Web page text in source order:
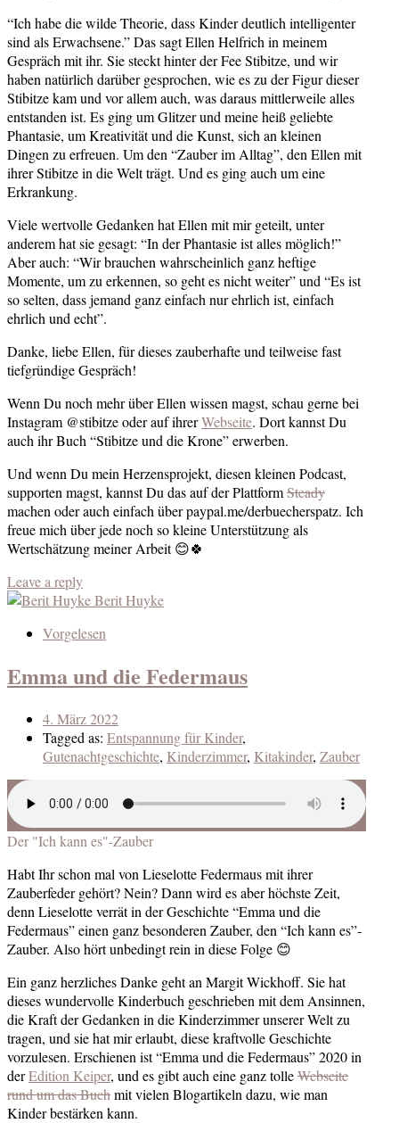
“Ich habe die wilde Theorie, dass Kinder deutlich intelligenter
sind als Erwachsene.” Das sagt Ellen Helfrich in meinem
Gespräch mit ihr. Sie steckt hinter der Fee Stibitze, und wir
haben natürlich darüber gesprochen, wie es zu der Figur dieser
Stibitze kam und vor allem auch, was daraus mittlerweile alles
entstanden ist. Es ging um Glitzer und meine heiß geliebte
Phantasie, um Kreativität und die Kunst, sich an kleinen
Dingen zu erfreuen. Um den “Zauber im Alltag”, den Ellen mit
ihrer Stibitze in die Welt trägt. Und es ging auch um eine
Erkrankung.
Viele wertvolle Gedanken hat Ellen mit mir geteilt, unter
anderem hat sie gesagt: “In der Phantasie ist alles möglich!”
Aber auch: “Wir brauchen wahrscheinlich ganz heftige
Momente, um zu erkennen, so geht es nicht weiter” und “Es ist
so selten, dass jemand ganz einfach nur ehrlich ist, einfach
ehrlich und echt”.
Danke, liebe Ellen, für dieses zauberhafte und teilweise fast
tiefgründige Gespräch!
Wenn Du noch mehr über Ellen wissen magst, schau gerne bei
Instagram @stibitze oder auf ihrerWebseite. Dort kannst Du
auch ihr Buch “Stibitze und die Krone” erwerben.
Und wenn Du mein Herzensprojekt, diesen kleinen Podcast,
supporten magst, kannst Du das auf der PlattformSteady
machen oder auch einfach über paypal.me/derbuecherspatz. Ich
freue mich über jede noch so kleine Unterstützung als
Wertschätzung meiner Arbeit 😊🍀
Leave a reply
Berit Huyke
Vorgelesen
Emma und die Federmaus
4. März 2022
Tagged as: Entspannung für Kinder,
Gutenachtgeschichte, Kinderzimmer, Kitakinder, Zauber
Der "Ich kann es"-Zauber
Habt Ihr schon mal von Lieselotte Federmaus mit ihrer
Zauberfeder gehört? Nein? Dann wird es aber höchste Zeit,
denn Lieselotte verrät in der Geschichte “Emma und die
Federmaus” einen ganz besonderen Zauber, den “Ich kann es”-
Zauber. Also hört unbedingt rein in diese Folge 😊
Ein ganz herzliches Danke geht an Margit Wickhoff. Sie hat
dieses wundervolle Kinderbuch geschrieben mit dem Ansinnen,
die Kraft der Gedanken in die Kinderzimmer unserer Welt zu
tragen, und sie hat mir erlaubt, diese kraftvolle Geschichte
vorzulesen. Erschienen ist “Emma und die Federmaus” 2020 in
derEdition Keiper, und es gibt auch eine ganz tolleWebseite
rund um das Buchmit vielen Blogartikeln dazu, wie man
Kinder bestärken kann.